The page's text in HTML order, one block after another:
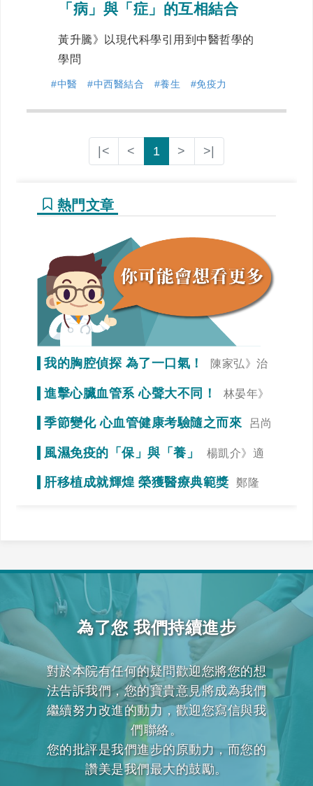
「病」與「症」的互相結合
黃升騰》以現代科學引用到中醫哲學的
學問
#中醫 #中西醫結合 #養生 #免疫力
|< < 1 > >|
熱門文章
我的胸腔偵探 為了一口氣！
陳家弘》治
療是為了未來生活品質
進擊心臟血管系 心聲大不同！
林晏年》
調整生活習慣「心」事就變少！
季節變化 心血管健康考驗隨之而來
呂尚
風濕免疫的「保」與「養」
楊凱介》適
當運動，達到調整免疫力的效果
肝移植成就輝煌 榮獲醫療典範獎
鄭隆
為了您 我們持續進步
對於本院有任何的疑問歡迎您將您的想
法告訴我們，您的寶貴意見將成為我們
繼續努力改進的動力，歡迎您寫信與我
們聯絡。
您的批評是我們進步的原動力，而您的
讚美是我們最大的鼓勵。